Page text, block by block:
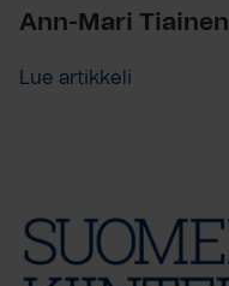
Ann-Mari Tiainen
Lue artikkeli